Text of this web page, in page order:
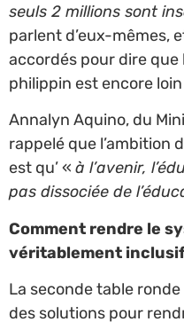
seuls 2 millions sont
parlent d’eux-mêmes,
accordés pour dire
philippin est encore
Annalyn Aquino, du
rappelé que l’ambition
est qu’ « à l’avenir,
pas dissociée de
Comment rendre le
véritablement
La seconde table ronde
des solutions pour